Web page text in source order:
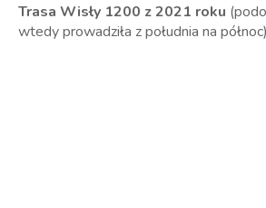
Trasa Wisły 1200 z 2021 roku
wtedy prowadziła z południa na północ)